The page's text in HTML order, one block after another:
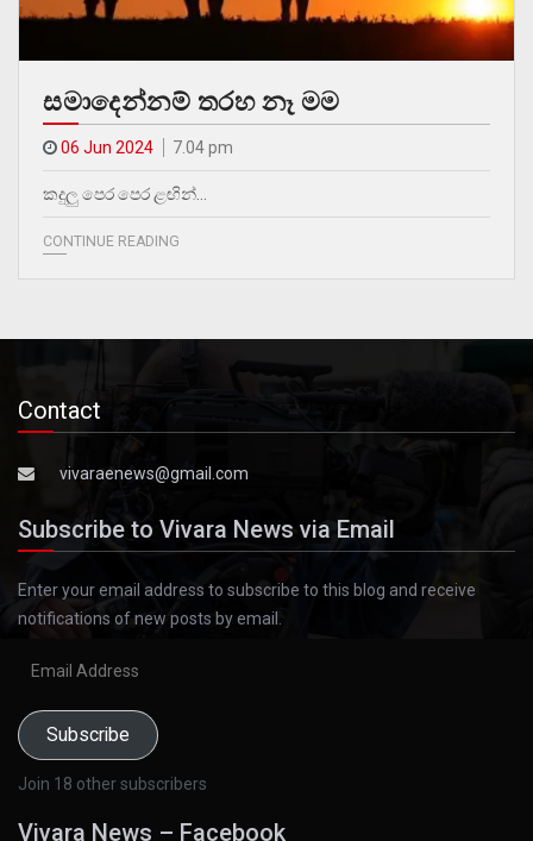
සමාදෙන්නම් තරහ නෑ මම
06 Jun 2024 7.04 pm
කදුලු පෙර පෙර ළඟින්…
CONTINUE READING
Contact
vivaraenews@gmail.com
Subscribe to Vivara News via Email
Enter your email address to subscribe to this blog and receive
notifications of new posts by email.
Subscribe
Join 18 other subscribers
Vivara News – Facebook